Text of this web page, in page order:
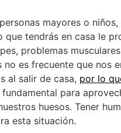
mayores o niños,
que tendrás en casa le
problemas
no es frecuente que nos
al salir de casa, por lo
fundamental para
huesos. Tener
esta situación.